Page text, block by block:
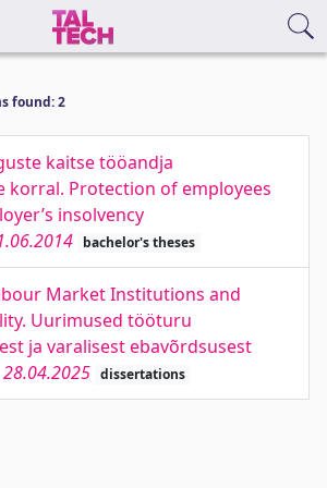
found: 2
kaitse tööandja
korral. Protection of employees
insolvency
bachelor's theses
Market Institutions and
Uurimused tööturu
ja varalisest ebavõrdsusest
28.04.2025 dissertations